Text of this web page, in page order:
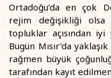
Ortadoğu’da en çok
rejim değişikliği
topluklar açısından
Bugün Mısır’da
rağmen büyük
tarafından kayıt